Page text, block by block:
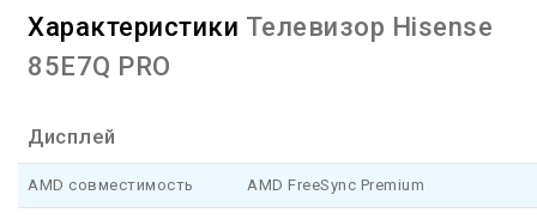
Характеристики Телевизор Hisense
85E7Q PRO
Дисплей
AMD совместимость AMD FreeSync Premium